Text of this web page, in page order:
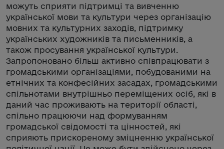
можуть сприяти підтримці та вивченню
української мови та культури через організацію
мовних та культурних заходів, підтримку
українських художників та письменників, а
також просування української культури.
Запропоновано більш активно співпрацювати з
громадськими організаціями, побудованими на
етнічних та конфесійних засадах, громадськими
спільнотами внутрішньо переміщених осіб, які в
даний час проживають на території області,
спільно працюючи над формуванням
громадської свідомості та цінностей, які
сприяють прискореному зміцненню української